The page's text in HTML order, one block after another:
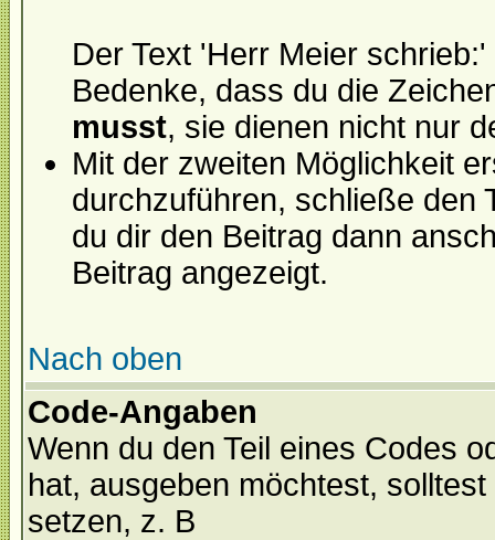
Der Text 'Herr Meier
Bedenke, dass du die
musst, sie dienen nicht nur
Mit der zweiten Möglichkeit
durchzuführen, schließe den
du dir den Beitrag dann
Beitrag angezeigt.
Nach oben
Code-Angaben
Wenn du den Teil eines Codes
hat, ausgeben möchtest,
setzen, z. B